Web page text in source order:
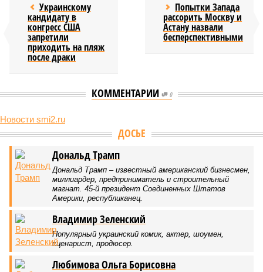
Украинскому
кандидату в
конгресс США
запретили
приходить на пляж
после драки
Попытки Запада
рассорить Москву и
Астану назвали
бесперспективными
КОММЕНТАРИИ 0
Новости smi2.ru
ДОСЬЕ
Дональд Трамп
Дональд Трамп – известный американский бизнесмен,
миллиардер, предприниматель и строительный
магнат. 45-й президент Соединенных Штатов
Америки, республиканец.
Владимир Зеленский
Популярный украинский комик, актер, шоумен,
сценарист, продюсер.
Любимова Ольга Борисовна